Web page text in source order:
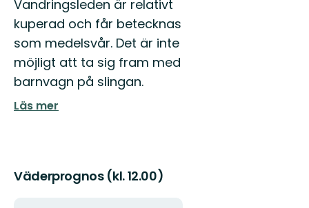
Vandringsleden är relativt
kuperad och får betecknas
som medelsvår. Det är inte
möjligt att ta sig fram med
barnvagn på slingan.
Läs mer
Väderprognos (kl. 12.00)